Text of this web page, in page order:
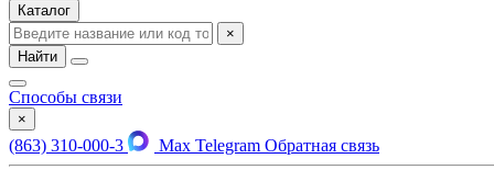
Каталог
×
Найти
Способы связи
×
(863) 310-000-3 Max Telegram Обратная связь